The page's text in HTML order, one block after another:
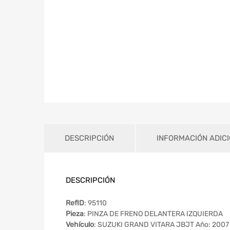
DESCRIPCIÓN INFORMACIÓN
DESCRIPCIÓN
RefID: 95110
Pieza: PINZA DE FRENO DELANTERA IZQUIERDA
Vehículo: SUZUKI GRAND VITARA JBJT Año: 2007